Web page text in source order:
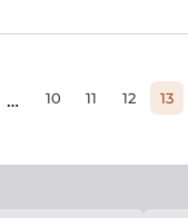
… 10 11 12 13